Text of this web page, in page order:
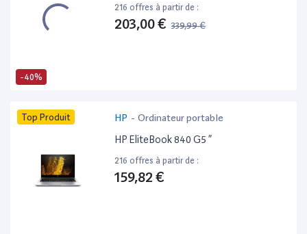
-40%
216 offres à partir de :
203,00 € 339,99 €
Top Produit HP - Ordinateur portable
HP EliteBook 840 G5 ”
216 offres à partir de :
159,82 €